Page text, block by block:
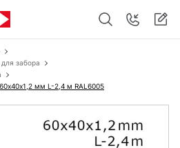
забора
мм L-2,4 м RAL6005